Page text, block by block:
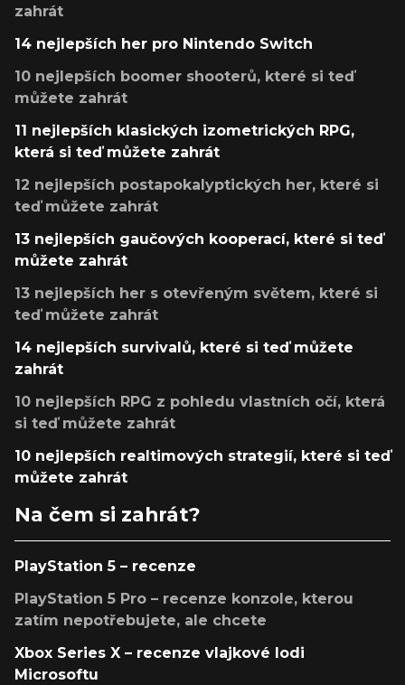
zahrát
14 nejlepších her pro Nintendo Switch
10 nejlepších boomer shooterů, které si teď
můžete zahrát
11 nejlepších klasických izometrických RPG,
která si teď můžete zahrát
12 nejlepších postapokalyptických her, které si
teď můžete zahrát
13 nejlepších gaučových kooperací, které si teď
můžete zahrát
13 nejlepších her s otevřeným světem, které si
teď můžete zahrát
14 nejlepších survivalů, které si teď můžete
zahrát
10 nejlepších RPG z pohledu vlastních očí, která
si teď můžete zahrát
10 nejlepších realtimových strategií, které si teď
můžete zahrát
Na čem si zahrát?
PlayStation 5 – recenze
PlayStation 5 Pro – recenze konzole, kterou
zatím nepotřebujete, ale chcete
Xbox Series X – recenze vlajkové lodi
Microsoftu